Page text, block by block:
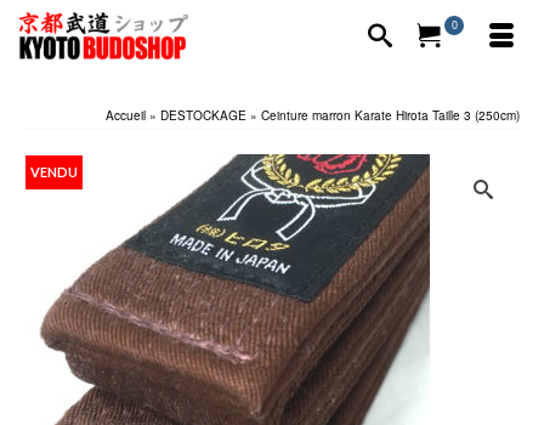
0
Accueil » DESTOCKAGE » Ceinture marron Karate Hirota Taille 3 (250cm)
VENDU